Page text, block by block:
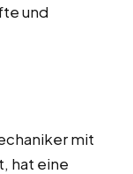
und
mit
hat eine